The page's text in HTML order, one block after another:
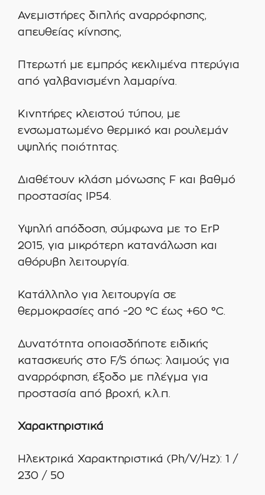
Ανεμιστήρες διπλής αναρρόφησης,
απευθείας κίνησης,
Πτερωτή με εμπρός κεκλιμένα πτερύγια
από γαλβανισμένη λαμαρίνα.
Κινητήρες κλειστού τύπου, με
ενσωματωμένο θερμικό και ρουλεμάν
υψηλής ποιότητας.
Διαθέτουν κλάση μόνωσης F και βαθμό
προστασίας IP54.
Υψηλή απόδοση, σύμφωνα με το ErP
2015, για μικρότερη κατανάλωση και
αθόρυβη λειτουργία.
Κατάλληλο για λειτουργία σε
θερμοκρασίες από -20 °C έως +60 °C.
Δυνατότητα οποιασδήποτε ειδικής
κατασκευής στο F/S όπως: λαιμούς για
αναρρόφηση, έξοδο με πλέγμα για
προστασία από βροχή, κ.λ.π.
Χαρακτηριστικά
Ηλεκτρικά Χαρακτηριστικά (Ph/V/Hz): 1 /
230 / 50